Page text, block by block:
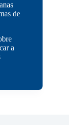
de
a